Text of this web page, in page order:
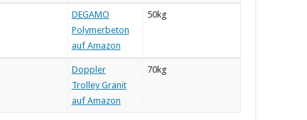
DEGAMO
Polymerbeton
auf Amazon
50kg
Doppler
Trolley Granit
auf Amazon
70kg